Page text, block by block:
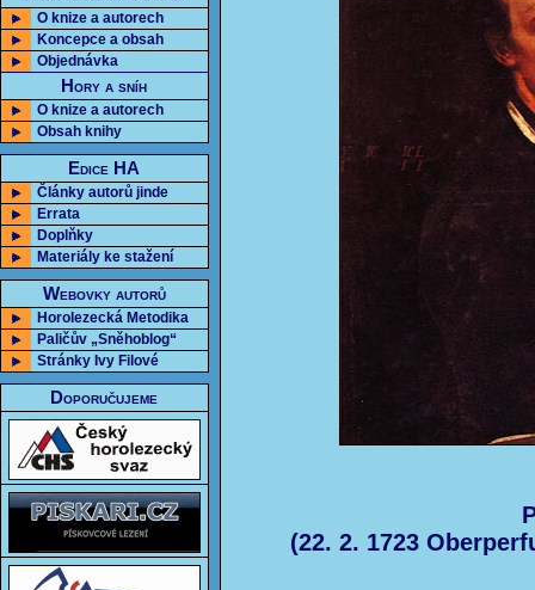
O knize a autorech
Koncepce a obsah
Objednávka
Hory a sníh
O knize a autorech
Obsah knihy
Edice HA
Články autorů jinde
Errata
Doplňky
Materiály ke stažení
Webovky autorů
Horolezecká Metodika
Paličův „Sněhoblog“
Stránky Ivy Filové
Doporučujeme
(22. 2. 1723